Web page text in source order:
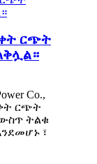
ርጭት
Co.,
ርጭት
ትልቁ
፣